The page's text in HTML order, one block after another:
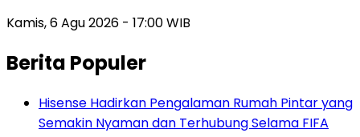
Kamis, 6 Agu 2026 - 17:00 WIB
Berita Populer
Hisense Hadirkan Pengalaman Rumah Pintar yang
Semakin Nyaman dan Terhubung Selama FIFA